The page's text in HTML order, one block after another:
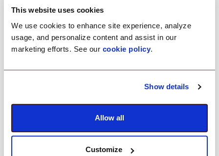
This website uses cookies
We use cookies to enhance site experience, analyze
usage, and personalize content and assist in our
marketing efforts. See our cookie policy.
Show details
Allow all
Customize
Query Type*
Message*